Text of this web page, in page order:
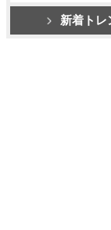
新着トレ